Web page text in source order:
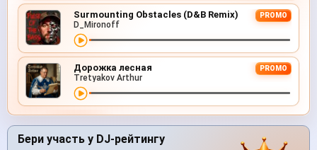
Surmounting Obstacles (D&B Remix) PROMO
D_Mironoff
Дорожка лесная PROMO
Tretyakov Arthur
Бери участь у DJ-рейтингу